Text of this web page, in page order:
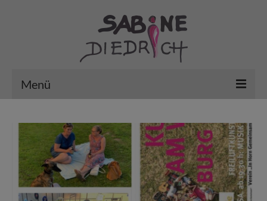
Menü
Aktuelles / Kunst in der Stadt
erledigt … mein Archiv
VHS – Aktiv im Fachbereich „Kultur“